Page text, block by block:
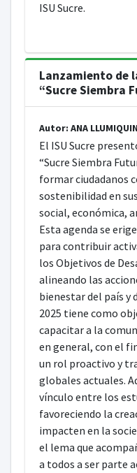
ISU Sucre.
Lanzamiento de
“Sucre Siembra
Autor: ANA
El ISU Sucre
“Sucre Siembra
formar ciudadanos
sostenibilidad en
social, económica,
Esta agenda se
para contribuir
los Objetivos de
alineando las
bienestar del país y
2025 tiene como
capacitar a la
en general, con el
un rol proactivo y
globales actuales.
vínculo entre los
favoreciendo la
impacten en la
el lema que
a todos a ser parte